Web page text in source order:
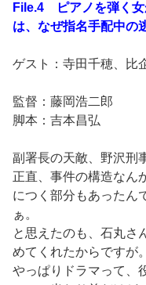
File.4 ピアノを弾く女
は、なぜ指名手配中の
ゲスト：寺田千穂、比
監督：藤岡浩二郎
脚本：吉本昌弘
副署長の天敵、野沢刑
正直、事件の構造なん
につく部分もあったん
ぁ。
と思えたのも、石丸さ
めてくれたからですが。
やっぱりドラマって、